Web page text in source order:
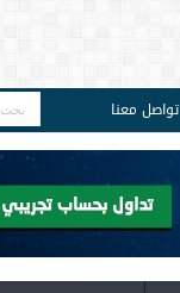
تواصل معنا